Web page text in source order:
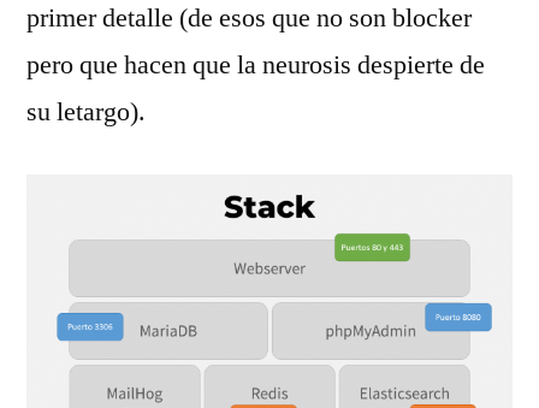
primer detalle (de esos que no son blocker
pero que hacen que la neurosis despierte de
su letargo).